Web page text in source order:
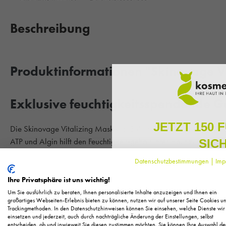
Beschreibung
Produktinformationen "Skinovage
Exklusive feuchtigkeitsspendende
Die Skinovage Vitalizing Mask von Babor wurde speziell für
ATP und Algin hilft den Feuchtigkeitsgehalt Ihrer Haut zu
Hautzellen zu eliminieren und die Hauterneuerung zu fördern.
Energie-Booster auf der Haut und unterstützen einen
Durchblutung der Haut, sowie die Hautregeneration werden
Ausstrahlung. Die Vitalizing Mask von Babor sorgt für einen
Feuchtigkeit versorgt wird.
Datenschutzbestimmungen |
Ihre Privatsphäre ist uns wichtig!
Um Sie ausführlich zu beraten, Ihnen personalisierte Inhalte anzuzeigen und Ihnen ein
großartiges Webseiten-Erlebnis bieten zu können, nutzen wir auf unserer Seite Cookies
Trackingmethoden. In den Datenschutzhinweisen können Sie einsehen, welche Dienste wir
einsetzen und jederzeit, auch durch nachträgliche Änderung der Einstellungen, selbst
JETZT 150
Melden Sie sich zu
regelmäßig exklusive
Pflege, neue Produkte
Als kleines Dankeschön für
Ihnen150 Fuchstaler*, die
Einkauf